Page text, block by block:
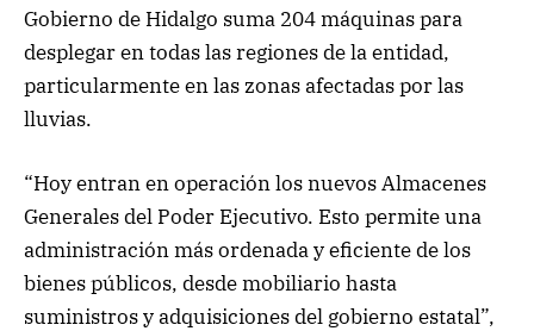
Gobierno de Hidalgo suma 204 máquinas para
desplegar en todas las regiones de la entidad,
particularmente en las zonas afectadas por las
lluvias.
“Hoy entran en operación los nuevos Almacenes
Generales del Poder Ejecutivo. Esto permite una
administración más ordenada y eficiente de los
bienes públicos, desde mobiliario hasta
suministros y adquisiciones del gobierno estatal”,